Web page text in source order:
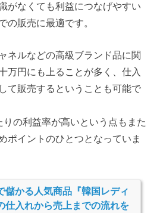
がなくても利益につなげやすい
の販売に最適です。
ネルなどの高級ブランド品に関
万円にも上ることが多く、仕入
て販売するということも可能で
の利益率が高いという点もまた
ポイントのひとつとなっていま
儲かる人気商品『韓国レディ
仕入れから売上までの流れを